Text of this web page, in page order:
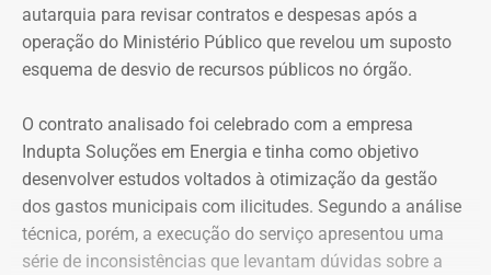
Declaração de bens de Vinícius Cozzolino em 2026 — Foto:
autarquia para revisar contratos e despesas após a
operação do Ministério Público que revelou um suposto
esquema de desvio de recursos públicos no órgão.
O contrato analisado foi celebrado com a empresa
Indupta Soluções em Energia e tinha como objetivo
desenvolver estudos voltados à otimização da gestão
dos gastos municipais com ilicitudes. Segundo a análise
técnica, porém, a execução do serviço apresentou uma
série de inconsistências que levantam dúvidas sobre a